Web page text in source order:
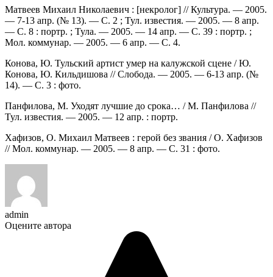
Матвеев Михаил Николаевич : [некролог] // Культура. — 2005.
— 7-13 апр. (№ 13). — С. 2 ; Тул. известия. — 2005. — 8 апр.
— С. 8 : портр. ; Тула. — 2005. — 14 апр. — С. 39 : портр. ;
Мол. коммунар. — 2005. — 6 апр. — С. 4.
Конова, Ю. Тульский артист умер на калужской сцене / Ю.
Конова, Ю. Кильдишова // Слобода. — 2005. — 6-13 апр. (№
14). — С. 3 : фото.
Панфилова, М. Уходят лучшие до срока… / М. Панфилова //
Тул. известия. — 2005. — 12 апр. : портр.
Хафизов, О. Михаил Матвеев : герой без звания / О. Хафизов
// Мол. коммунар. — 2005. — 8 апр. — С. 31 : фото.
admin
Оцените автора